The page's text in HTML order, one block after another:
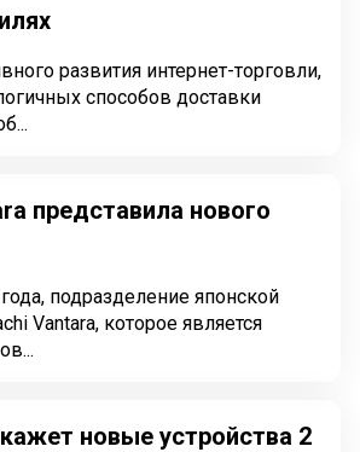
развития интернет-торговли,
способов доставки
представила нового
подразделение японской
Vantara, которое является
новые устройства 2